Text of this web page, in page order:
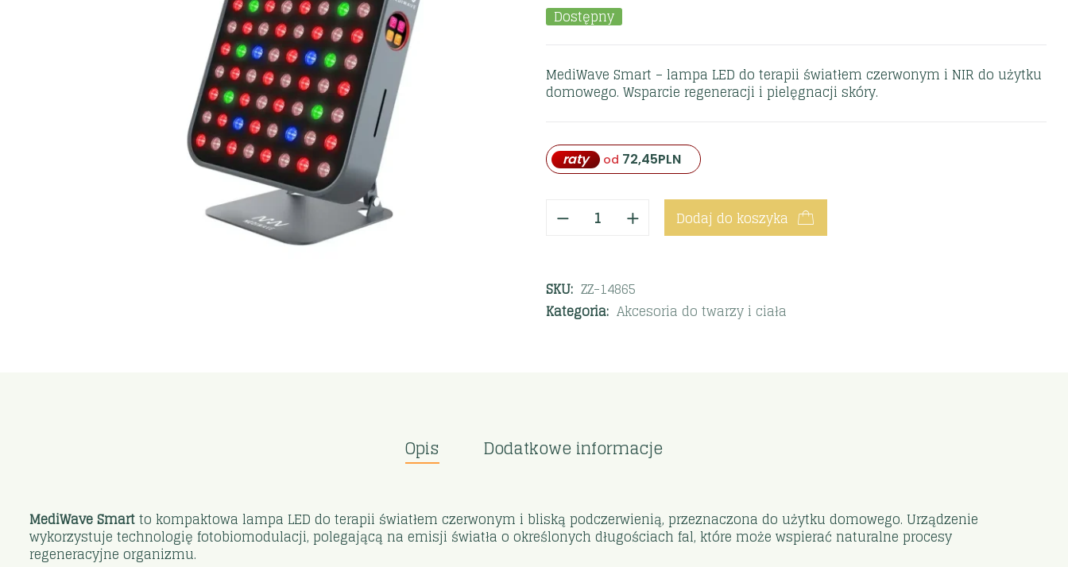
Dostępny
MediWave Smart – lampa LED do terapii światłem czerwonym i NIR do użytku
domowego. Wsparcie regeneracji i pielęgnacji skóry.
raty od 72,45PLN
Dodaj do koszyka
SKU: ZZ-14865
Kategoria: Akcesoria do twarzy i ciała
Opis Dodatkowe informacje
MediWave Smartto kompaktowa lampa LED do terapii światłem czerwonym i bliską podczerwienią, przeznaczona do użytku domowego. Urządzenie
wykorzystuje technologię fotobiomodulacji, polegającą na emisji światła o określonych długościach fal, które może wspierać naturalne procesy
regeneracyjne organizmu.